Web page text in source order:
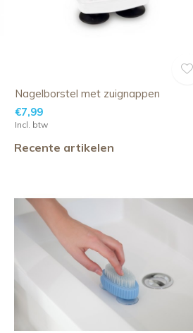
Nagelborstel met zuignappen
€7,99
Incl. btw
Recente artikelen